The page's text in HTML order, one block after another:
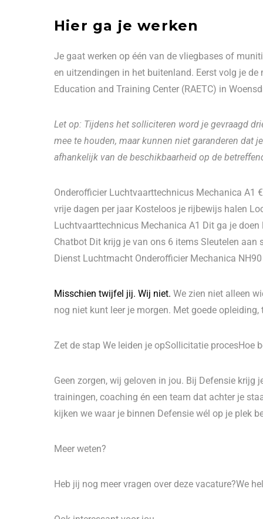
Hier ga je werken
Je gaat werken op één van de vliegbases of
en uitzendingen in het buitenland. Eerst volg je
Education and Training Center (RAETC) in
Let op: Tijdens het solliciteren word je gevraagd
mee te houden, maar kunnen niet garanderen dat
afhankelijk van de beschikbaarheid op de
Onderofficier Luchtvaarttechnicus Mechanica A1
vrije dagen per jaar Kosteloos je rijbewijs halen
Luchtvaarttechnicus Mechanica A1 Dit ga je
Chatbot Dit krijg je van ons 6 items Sleutelen
Dienst Luchtmacht Onderofficier Mechanica
Misschien twijfel jij. Wij niet. We zien niet alleen
nog niet kunt leer je morgen. Met goede
Zet de stap We leiden je opSollicitatie procesHoe
Geen zorgen, wij geloven in jou. Bij Defensie krijg
trainingen, coaching én een team dat achter je
kijken we waar je binnen Defensie wél op je plek
Meer weten?
Heb jij nog meer vragen over deze vacature?We